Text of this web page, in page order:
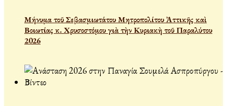
Μήνυμα τοῦ Σεβασμιωτάτου Μητροπολίτου Ἀττικῆς καὶ
Βοιωτίας κ. Χρυσοστόμου γιὰ τὴν Κυριακὴ τοῦ Παραλύτου
2026